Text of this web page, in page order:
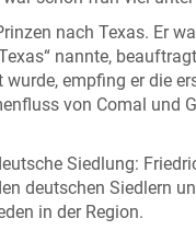
nach Texas. Er
nannte,
empfing er die
von Comal und
Siedlung:
deutschen Siedlern
in der Region.